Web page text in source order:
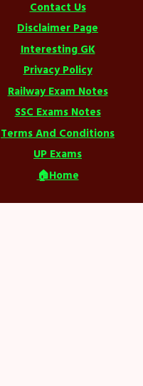
Contact Us
Disclaimer Page
Interesting GK
Privacy Policy
Railway Exam Notes
SSC Exams Notes
Terms And Conditions
UP Exams
🏠Home